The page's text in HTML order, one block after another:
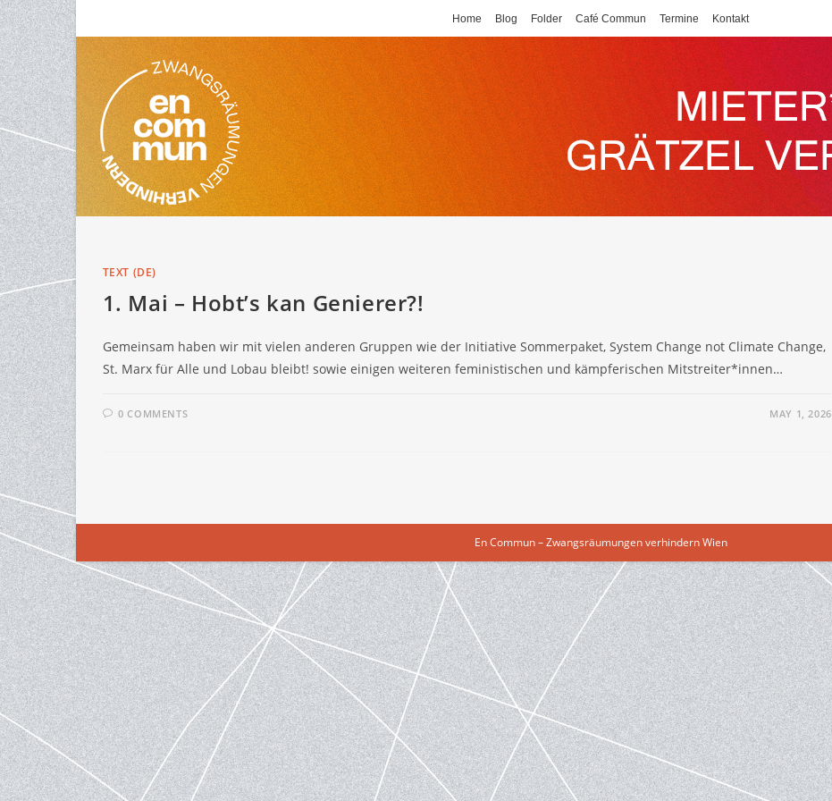
Skip
to
content
Home Blog Folder Café Commun Termine Kontakt
TEXT (DE)
1. Mai – Hobt’s kan Genierer?!
Gemeinsam haben wir mit vielen anderen Gruppen wie der Initiative Sommerpaket, System Change not Climate Change,
St. Marx für Alle und Lobau bleibt! sowie einigen weiteren feministischen und kämpferischen Mitstreiter*innen…
0 COMMENTS MAY 1, 2026
En Commun – Zwangsräumungen verhindern Wien